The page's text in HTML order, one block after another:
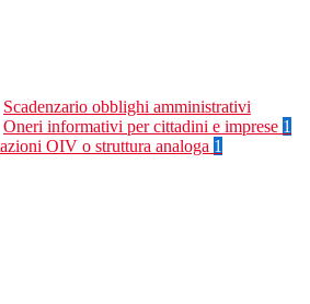
Scadenzario obblighi amministrativi
Oneri informativi per cittadini e imprese 1
OIV o struttura analoga 1